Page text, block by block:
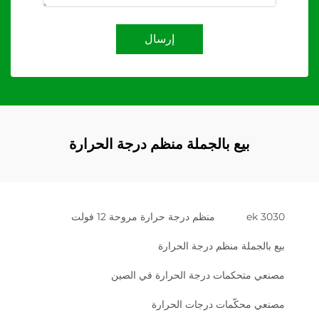
إرسال
بيع بالجملة منظم درجة الحرارة
ek 3030 منظم درجة حرارة مروحة 12 فولت
بيع بالجملة منظم درجة الحرارة
مصنعي متحكمات درجة الحرارة في الصين
مصنعي محكّمات درجات الحرارة